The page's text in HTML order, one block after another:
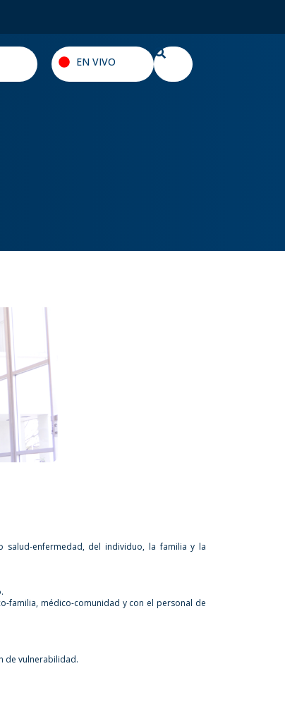
EN VIVO
enfermedad, del individuo, la familia y la
familia, médico-comunidad y con el personal de
de vulnerabilidad.